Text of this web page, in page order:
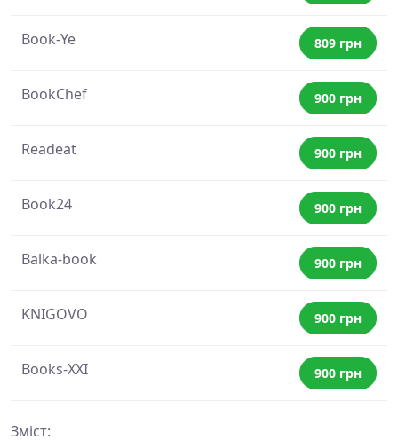
Book-Ye 809 грн
BookChef 900 грн
Readeat 900 грн
Book24 900 грн
Balka-book 900 грн
KNIGOVO 900 грн
Books-XXI 900 грн
Зміст: